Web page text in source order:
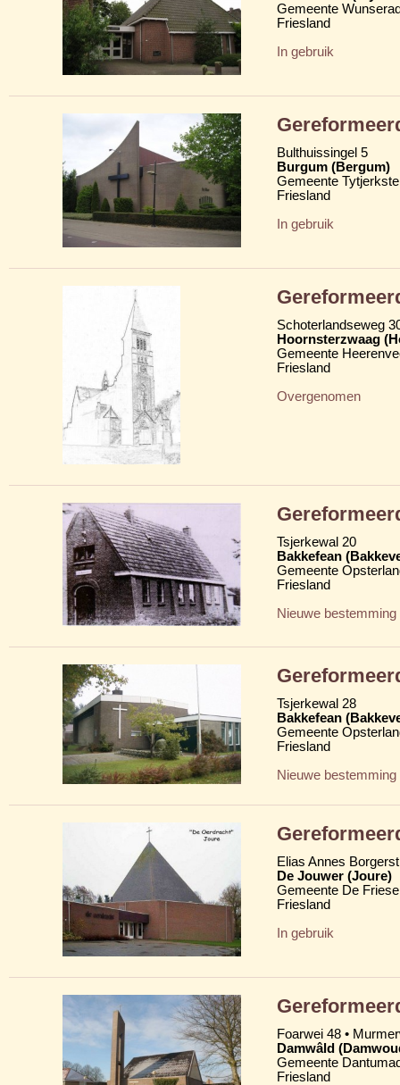
Gemeente
Friesland
In gebruik
Bulthuissingel 5
Burgum (Bergum)
Gemeente
Friesland
In gebruik
Schoterlandseweg
Hoornsterzwaag
Gemeente
Friesland
Overgenomen
Tsjerkewal 20
Bakkefean
Gemeente
Friesland
Nieuwe bestemming
Tsjerkewal 28
Bakkefean
Gemeente
Friesland
Nieuwe bestemming
Elias Annes
De Jouwer (Joure)
Gemeente De
Friesland
In gebruik
Foarwei 48 •
Damwâld
Gemeente
Friesland